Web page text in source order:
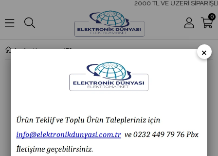
2000 TL VE ÜZERİ
0
Bussmann 170M3819D 400A NH1 Hızlı Bıçaklı Sigorta ×